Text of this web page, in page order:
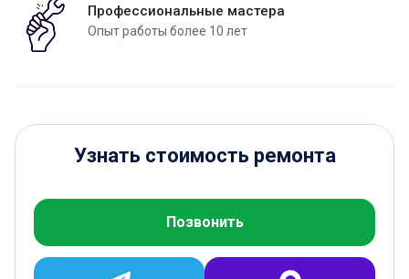
Профессиональные мастера
Опыт работы более 10 лет
Узнать стоимость ремонта
Позвонить